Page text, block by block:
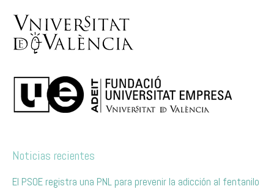
Noticias recientes
El PSOE registra una PNL para prevenir la adicción al fentanilo